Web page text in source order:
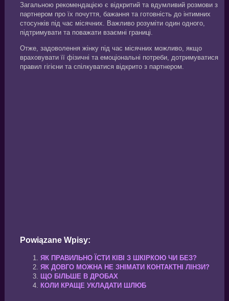
Загальною рекомендацією є відкритий та вдумливий розмови з
партнером про їх почуття, бажання та готовність до інтимних
стосунків під час місячних. Важливо розуміти один одного,
підтримувати та поважати взаємні границі.
Отже, задоволення жінку під час місячних можливо, якщо
враховувати її фізичні та емоціональні потреби, дотримуватися
правил гігієни та спілкуватися відкрито з партнером.
Powiązane Wpisy:
ЯК ПРАВИЛЬНО ЇСТИ КІВІ З ШКІРКОЮ ЧИ БЕЗ?
ЯК ДОВГО МОЖНА НЕ ЗНІМАТИ КОНТАКТНІ ЛІНЗИ?
ЩО БІЛЬШЕ В ДРОБАХ
КОЛИ КРАЩЕ УКЛАДАТИ ШЛЮБ